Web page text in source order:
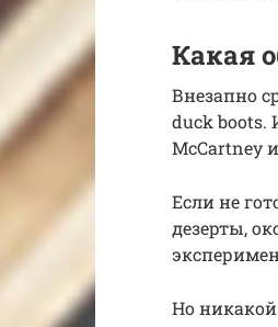
Какая
Внезапно
duck boots.
McCartney
Если не
дезерты,
Но никакой